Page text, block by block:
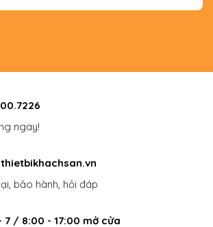
ngay!
bảo hành, hỏi đáp
7 / 8:00 - 17:00 mở cửa